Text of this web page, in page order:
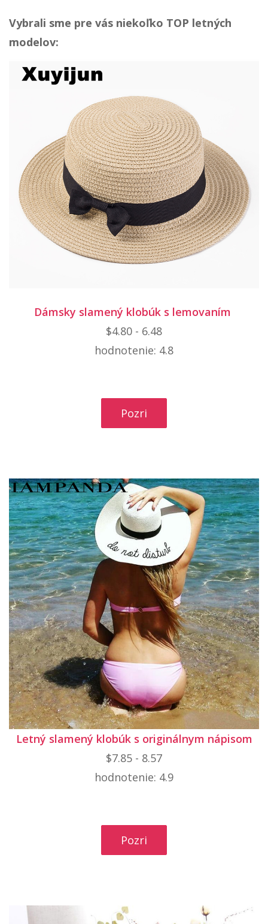
Vybrali sme pre vás niekoľko TOP letných
modelov:
Dámsky slamený klobúk s lemovaním
$4.80 - 6.48
hodnotenie: 4.8
Pozri
Letný slamený klobúk s originálnym nápisom
$7.85 - 8.57
hodnotenie: 4.9
Pozri